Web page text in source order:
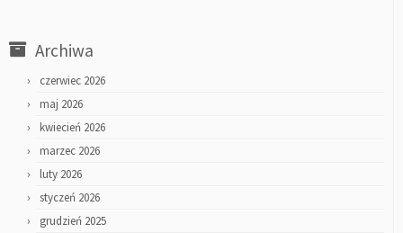
Archiwa
czerwiec 2026
maj 2026
kwiecień 2026
marzec 2026
luty 2026
styczeń 2026
grudzień 2025